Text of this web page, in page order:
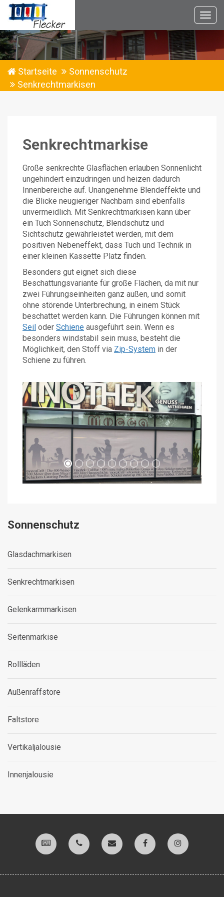
Startseite
Sonnenschutz
Senkrechtmarkisen
Senkrechtmarkise
Große senkrechte Glasflächen erlauben Sonnenlicht
ungehindert einzudringen und heizen dadurch
Innenbereiche auf. Unangenehme Blendeffekte und
die Blicke neugieriger Nachbarn sind ebenfalls
unvermeidlich. Mit Senkrechtmarkisen kann über
ein Tuch Sonnenschutz, Blendschutz und
Sichtschutz gewährleistet werden, mit dem
positiven Nebeneffekt, dass Tuch und Technik in
einer kleinen Kassette Platz finden.
Besonders gut eignet sich diese
Beschattungsvariante für große Flächen, da mit nur
zwei Führungseinheiten ganz außen, und somit
ohne störende Unterbrechung, in einem Stück
beschattet werden kann. Die Führungen können mit
Seil oder Schiene ausgeführt sein. Wenn es
besonders windstabil sein muss, besteht die
Möglichkeit, den Stoff via Zip-System in der
Schiene zu führen.
Sonnenschutz
Glasdachmarkisen
Senkrechtmarkisen
Gelenkarmmarkisen
Seitenmarkise
Rollläden
Außenraffstore
Faltstore
Vertikaljalousie
Innenjalousie